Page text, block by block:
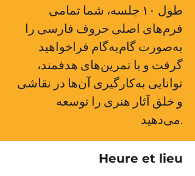
طول ۱۰ جلسه، شما تمامی
فرم‌های اصلی حروف فارسی را
به‌صورت گام‌به‌گام فراخواهید
گرفت و با تمرین‌های هدفمند،
توانایی به‌کارگیری آن‌ها در نقاشی
و خلق آثار هنری را توسعه
می‌دهید.
Heure et lieu